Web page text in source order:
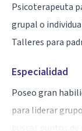
Psicoterapeuta
grupal o
Talleres para
Especialidad
Poseo gran
para liderar